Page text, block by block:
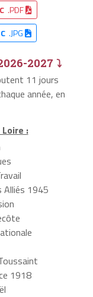
.PDF
.JPG
2027 ⤵
11 jours
année, en
:
Alliés 1945
1918